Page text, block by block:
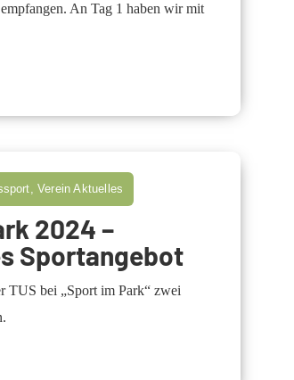
An Tag 1 haben wir mit
Verein Aktuelles
2024 –
Sportangebot
TUS bei „Sport im Park“ zwei